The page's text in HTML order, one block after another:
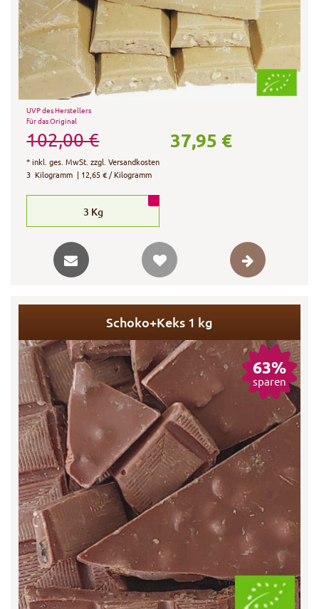
UVP des Herstellers
für das Original
102,00 € 37,95 €
*inkl. ges. MwSt. zzgl.Versandkosten
3 Kilogramm | 12,65 € / Kilogramm
3 Kg
Schoko+Keks 1 kg
63%
sparen